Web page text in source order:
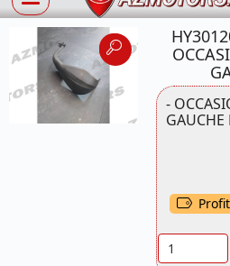
-
GAUCHE
Quantité